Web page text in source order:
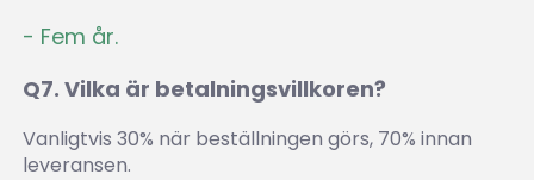
- Fem år.
Q7. Vilka är betalningsvillkoren?
Vanligtvis 30% när beställningen görs, 70% innan
leveransen.